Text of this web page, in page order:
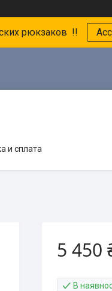
рюкзаков !!
и сплата
5 450
В